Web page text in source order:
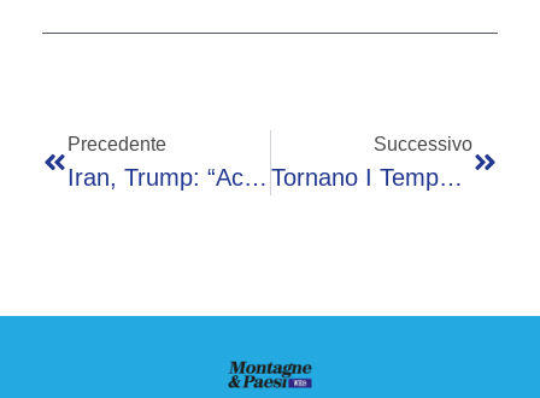
Precedente
Iran, Trump: “Accordo? Preferirei Firmare Ma Non Ho Fretta”
Successivo
Tornano I Temporali, Dopo Il Caldo Record Ecco Il Maltempo: Le Previsioni Meteo